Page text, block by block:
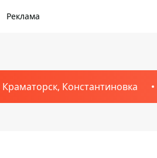
Реклама
Константиновка